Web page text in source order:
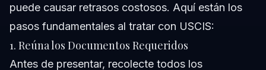
puede causar retrasos costosos. Aquí están los
pasos fundamentales al tratar con USCIS:
1. Reúna los Documentos Requeridos
Antes de presentar, recolecte todos los